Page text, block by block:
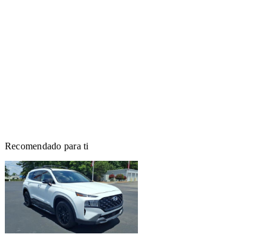
Recomendado para ti